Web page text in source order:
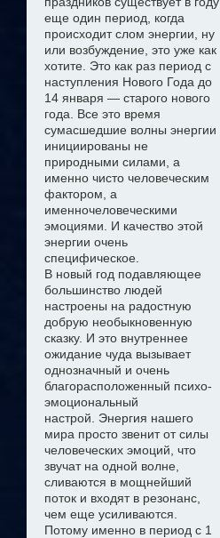
еще один период, когда
происходит слом энергии, ну
или возбуждение, это уже как
хотите. Это как раз период с
наступления Нового Года до
14 января — старого нового
года. Все это время
сумасшедшие волны энергии
инициированы не
природными силами, а
именно чисто человеческим
фактором, а
именночеловеческими
эмоциями. И качество этой
энергии очень
специфическое.
В новый год подавляющее
большинство людей
настроены на радостную
добрую необыкновенную
сказку. И это внутреннее
ожидание чуда вызывает
однозначный и очень
благорасположенный психо-
эмоциональный
настрой
Энергия нашего
мира просто звенит от силы
человеческих эмоций, что
звучат на одной волне,
сливаются в мощнейший
поток и входят в резонанс,
чем еще усиливаются.
Потому именно в период с 1